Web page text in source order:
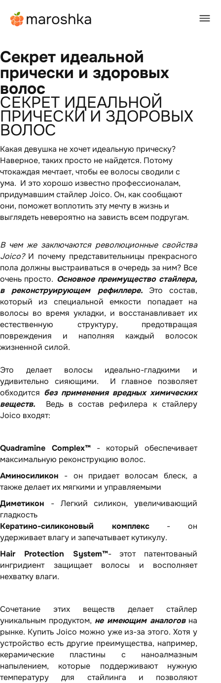
Секрет идеальной
прически и здоровых
волос
СЕКРЕТ ИДЕАЛЬНОЙ
ПРИЧЕСКИ И ЗДОРОВЫХ
ВОЛОС
Какая девушка не хочет идеальную прическу?
Наверное, таких просто не найдется. Потому
чтокаждая мечтает, чтобы ее волосы сводили с
ума. И это хорошо известно профессионалам,
придумавшим стайлер Joico. Он, как сообщают
они, поможет воплотить эту мечту в жизнь и
выглядеть невероятно на зависть всем подругам.
В чем же заключаются революционные свойства
Joico?И почему представительницы прекрасного
пола должны выстраиваться в очередь за ним? Все
очень просто. Основное преимущество стайлера,
в реконструирующем рефиллере. Это состав,
который из специальной емкости попадает на
волосы во время укладки, и восстанавливает их
естественную структуру, предотвращая
повреждения и наполняя каждый волосок
жизненной силой.
Это делает волосы идеально-гладкими и
удивительно сияющими. И главное позволяет
обходится без применения вредных химических
веществ.
Ведь в состав рефилера к стайлеру
Joico входят:
Quadramine Complex™ - который обеспечивает
максимальную реконструкцию волос.
Аминосиликон - он придает волосам блеск, а
также делает их мягкими и управляемыми
Диметикон - Легкий силикон, увеличивающий
гладкость
Кератино-силиконовый комплекс- он
удерживает влагу и запечатывает кутикулу.
Hair Protection System™- этот патентованый
ингридиент защищает волосы и восполняет
нехватку влаги.
Сочетание этих веществ делает стайлер
уникальным продуктом, не имеющим аналоговна
рынке. Купить Joico можно уже из-за этого. Хотя у
устройство есть другие преимущества, например,
керамические пластины с наноалмазным
напылением, которые поддерживают нужную
температуру для стайлинга и позволяют